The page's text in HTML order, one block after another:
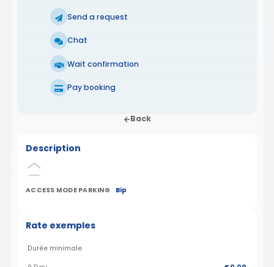
Send a request
Chat
Wait confirmation
Pay booking
Back
Description
ACCESS MODE PARKING Bip
Rate exemples
Durée minimale